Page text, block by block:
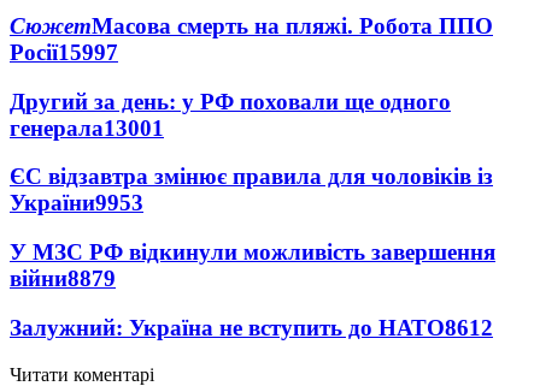
СюжетМасова смерть на пляжі. Робота ППО
Росії15997
Другий за день: у РФ поховали ще одного
генерала13001
ЄС відзавтра змінює правила для чоловіків із
України9953
У МЗС РФ відкинули можливість завершення
війни8879
Залужний: Україна не вступить до НАТО8612
Читати коментарі